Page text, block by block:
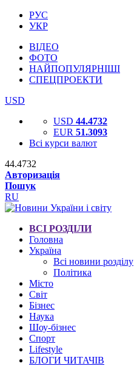
РУС
УКР
ВІДЕО
ФОТО
НАЙПОПУЛЯРНІШІ
СПЕЦПРОЕКТИ
USD
USD 44.4732
EUR 51.3093
Всі курси валют
44.4732
Авторизація
Пошук
RU
ВСІ РОЗДІЛИ
Головна
Україна
Всі новини розділу
Політика
Місто
Світ
Бізнес
Наука
Шоу-бізнес
Спорт
Lifestyle
БЛОГИ ЧИТАЧІВ